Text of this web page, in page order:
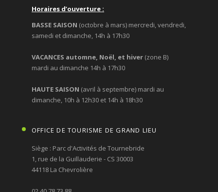
Horaires d’ouverture :
BASSE SAISON (octobre à mars) mercredi, vendredi,
samedi et dimanche, 14h à 17h30
VACANCES automne, Noël, et hiver (zone B)
mardi au dimanche 14h à 17h30
HAUTE SAISON (avril à septembre) mardi au
dimanche, 10h à 12h30 et 14h à 18h30
OFFICE DE TOURISME DE GRAND LIEU
Siège : Parc d'Activités de Tournebride
1, rue de la Guillauderie - CS 30003
44118 La Chevrolière